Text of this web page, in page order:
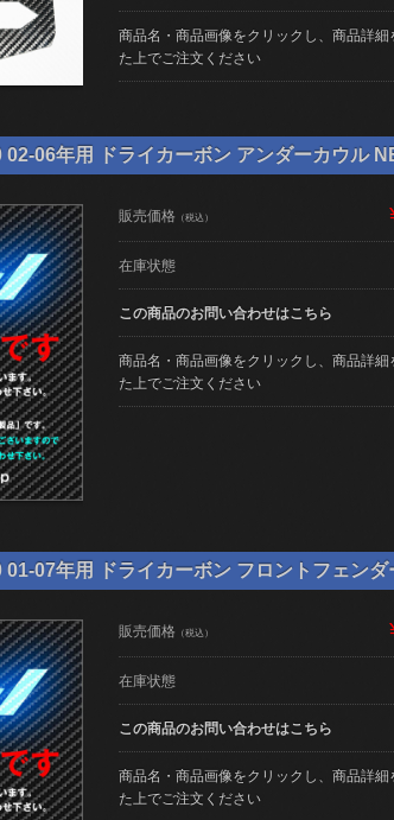
商品名・商品画像をクリックし、商品詳細
た上でご注文ください
06年用 ドライカーボン アンダーカウル
販売価格 （税込）
在庫状態
この商品のお問い合わせはこちら
商品名・商品画像をクリックし、商品詳細
た上でご注文ください
07年用 ドライカーボン フロントフェン
販売価格 （税込）
在庫状態
この商品のお問い合わせはこちら
商品名・商品画像をクリックし、商品詳細
た上でご注文ください